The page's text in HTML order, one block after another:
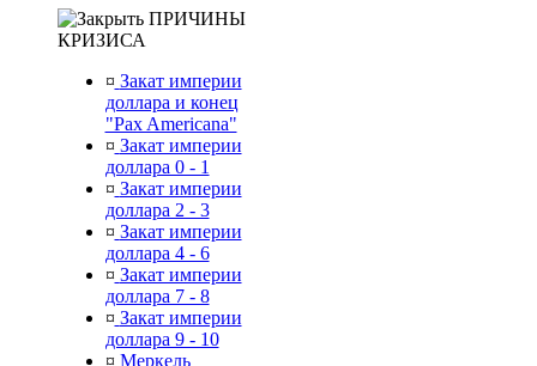
ПРИЧИНЫ
КРИЗИСА
¤ Закат империи
доллара и конец
"Pax Americana"
¤ Закат империи
доллара 0 - 1
¤ Закат империи
доллара 2 - 3
¤ Закат империи
доллара 4 - 6
¤ Закат империи
доллара 7 - 8
¤ Закат империи
доллара 9 - 10
¤ Меркель